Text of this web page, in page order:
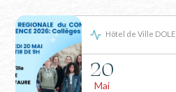
Hôtel de Ville DOLE
20
Mai